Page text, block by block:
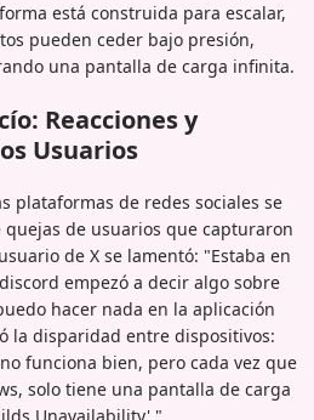
está construida para escalar,
pueden ceder bajo presión,
una pantalla de carga infinita.
Reacciones y
Usuarios
plataformas de redes sociales se
de usuarios que capturaron
de X se lamentó: "Estaba en
empezó a decir algo sobre
hacer nada en la aplicación
la disparidad entre dispositivos:
funciona bien, pero cada vez que
solo tiene una pantalla de carga